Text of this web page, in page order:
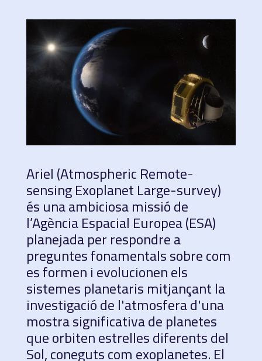
Ariel (Atmospheric Remote-
sensing Exoplanet Large-survey)
és una ambiciosa missió de
l’Agència Espacial Europea (ESA)
planejada per respondre a
preguntes fonamentals sobre com
es formen i evolucionen els
sistemes planetaris mitjançant la
investigació de l'atmosfera d'una
mostra significativa de planetes
que orbiten estrelles diferents del
Sol, coneguts com exoplanetes. El